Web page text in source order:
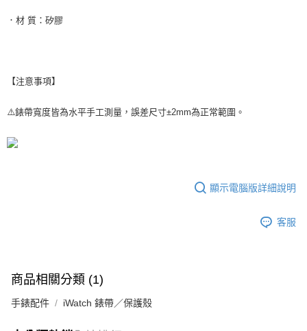
．材 質：矽膠
【注意事項】
⚠️錶帶寬度皆為水平手工測量，誤差尺寸±2mm為正常範圍。
顯示電腦版詳細說明
客服
商品相關分類 (1)
手錶配件 iWatch 錶帶／保護殼